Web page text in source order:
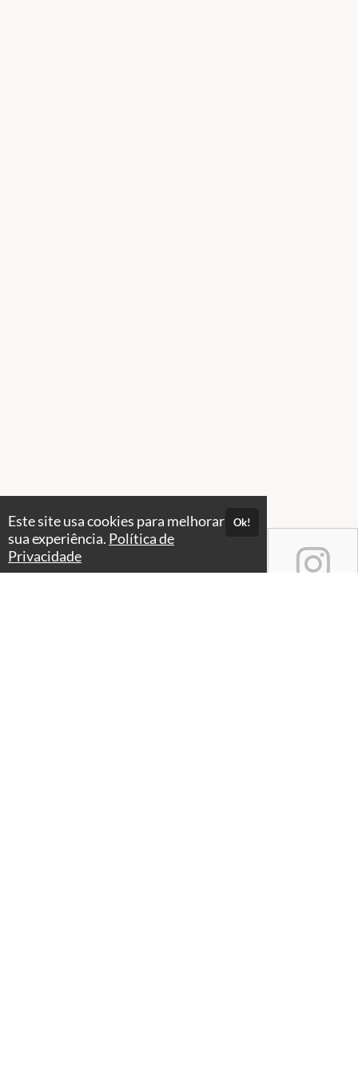
Este site usa cookies para melhorar
sua experiência. Política de
Privacidade
Ok!